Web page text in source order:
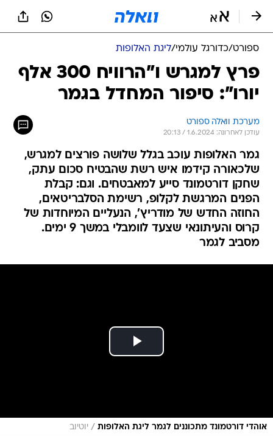
ספורט/כדורגל עולמי/ליגת האלופות
פרץ למגרש ו"הרוויח 300 אלף
יורו": סיפור המחדל בגמר
מערכת וואלה ספורט
עודכן לאחרונה: 1.6.2024 / 20:13
גמר האלופות עוכב בגלל שלושה פורצים למגרש,
שלכאורה קידמו איש רשת שהבטיח סכום עתק,
שחקן דורטמונד סייע למאבטחים. וגם: קבלת
הפנים המרגשת לקלופ, רשימת הסלבריטאים,
החוזה החדש של מודריץ', הנעליים המיוחדות של
קרוס והעיתונאי שצעד לוומבלי במשך 9 ימים.
מסביב לגמר
אוהדי דורטמונד מתכוננים לגמר ליגת האלופות / יוטיוב